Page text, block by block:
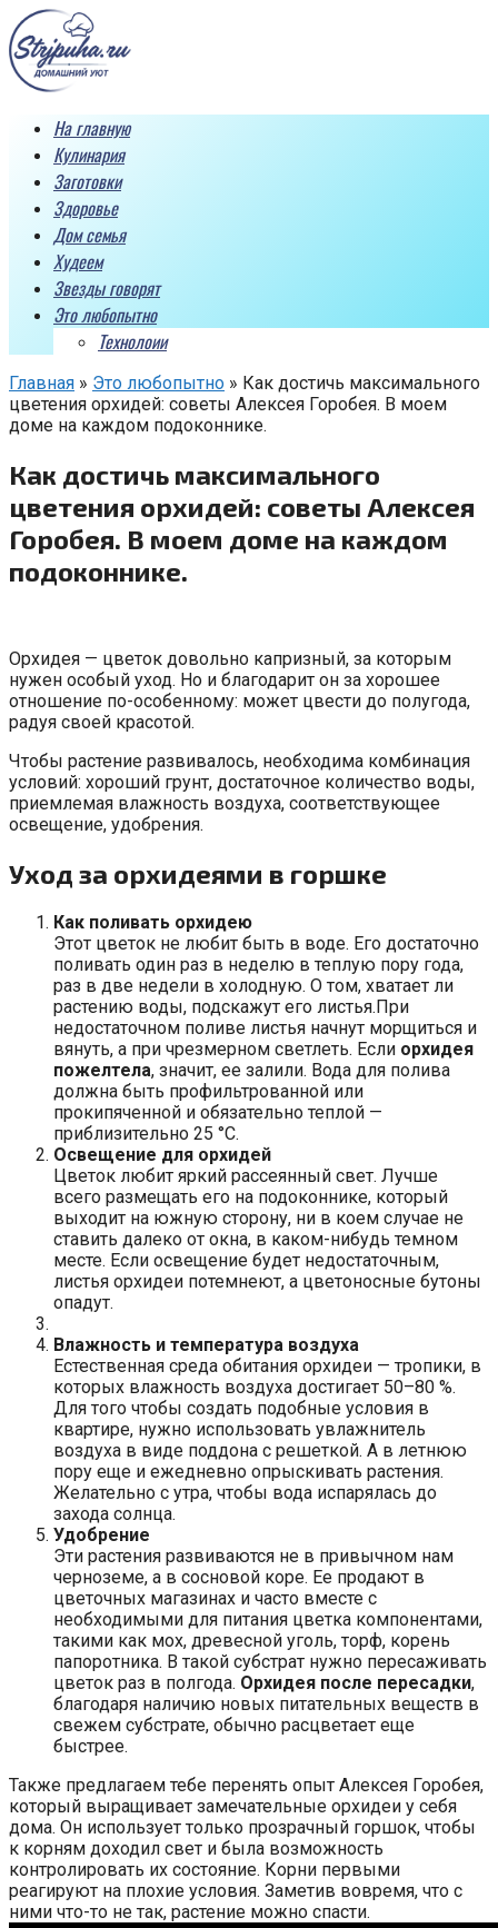
Перейти
к
контенту
На главную
Кулинария
Заготовки
Здоровье
Дом семья
Худеем
Звезды говорят
Это любопытно
Технолоии
Главная » Это любопытно » Как достичь максимального
цветения орхидей: советы Алексея Горобея. В моем
доме на каждом подоконнике.
Как достичь максимального
цветения орхидей: советы Алексея
Горобея. В моем доме на каждом
подоконнике.
Орхидея — цветок довольно капризный, за которым
нужен особый уход. Но и благодарит он за хорошее
отношение по-особенному: может цвести до полугода,
радуя своей красотой.
Чтобы растение развивалось, необходима комбинация
условий: хороший грунт, достаточное количество воды,
приемлемая влажность воздуха, соответствующее
освещение, удобрения.
Уход за орхидеями в горшке
Как поливать орхидею
Этот цветок не любит быть в воде. Его достаточно
поливать один раз в неделю в теплую пору года,
раз в две недели в холодную. О том, хватает ли
растению воды, подскажут его листья.При
недостаточном поливе листья начнут морщиться и
вянуть, а при чрезмерном светлеть. Если орхидея
пожелтела, значит, ее залили. Вода для полива
должна быть профильтрованной или
прокипяченной и обязательно теплой —
приблизительно 25 °C.
Освещение для орхидей
Цветок любит яркий рассеянный свет. Лучше
всего размещать его на подоконнике, который
выходит на южную сторону, ни в коем случае не
ставить далеко от окна, в каком-нибудь темном
месте. Если освещение будет недостаточным,
листья орхидеи потемнеют, а цветоносные бутоны
опадут.
Влажность и температура воздуха
Естественная среда обитания орхидеи — тропики, в
которых влажность воздуха достигает 50–80 %.
Для того чтобы создать подобные условия в
квартире, нужно использовать увлажнитель
воздуха в виде поддона с решеткой. А в летнюю
пору еще и ежедневно опрыскивать растения.
Желательно с утра, чтобы вода испарялась до
захода солнца.
Удобрение
Эти растения развиваются не в привычном нам
черноземе, а в сосновой коре. Ее продают в
цветочных магазинах и часто вместе с
необходимыми для питания цветка компонентами,
такими как мох, древесной уголь, торф, корень
папоротника. В такой субстрат нужно пересаживать
цветок раз в полгода. Орхидея после пересадки,
благодаря наличию новых питательных веществ в
свежем субстрате, обычно расцветает еще
быстрее.
Также предлагаем тебе перенять опыт Алексея Горобея,
который выращивает замечательные орхидеи у себя
дома. Он использует только прозрачный горшок, чтобы
к корням доходил свет и была возможность
контролировать их состояние. Корни первыми
реагируют на плохие условия. Заметив вовремя, что с
ними что-то не так, растение можно спасти.